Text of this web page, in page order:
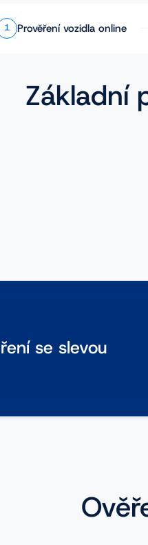
1 Prověření vozidla online
Základní
se slevou